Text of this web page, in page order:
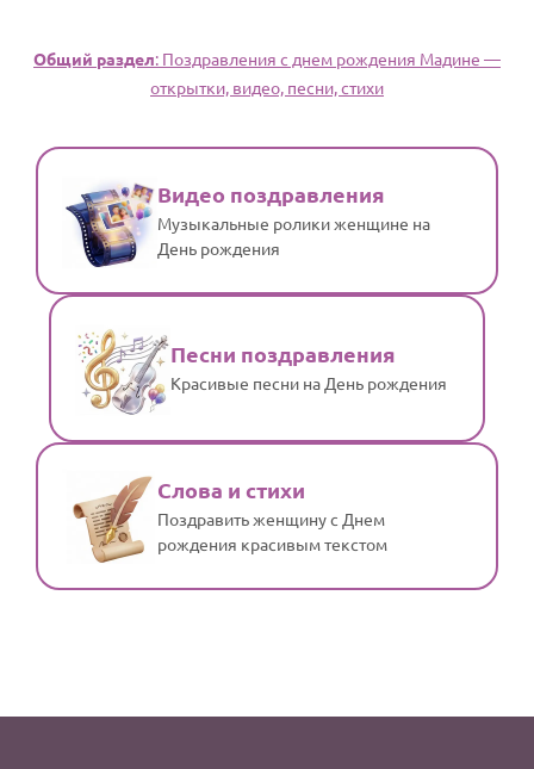
Общий раздел: Поздравления с днем рождения Мадине —
открытки, видео, песни, стихи
Видео поздравления
Музыкальные ролики женщине на
День рождения
Песни поздравления
Красивые песни на День рождения
Слова и стихи
Поздравить женщину с Днем
рождения красивым текстом